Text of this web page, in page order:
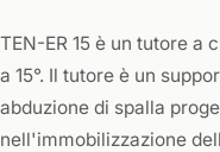
TEN-ER 15 è un tutore a
a 15°. Il tutore è un
abduzione di spalla
nell'immobilizzazione